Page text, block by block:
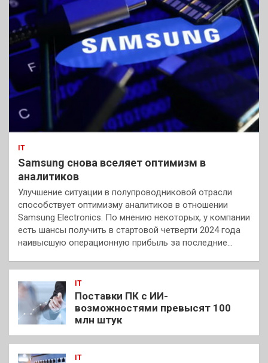
IT
Samsung снова вселяет оптимизм в
аналитиков
Улучшение ситуации в полупроводниковой отрасли
способствует оптимизму аналитиков в отношении
Samsung Electronics. По мнению некоторых, у компании
есть шансы получить в стартовой четверти 2024 года
наивысшую операционную прибыль за последние…
IT
Поставки ПК с ИИ-
возможностями превысят 100
млн штук
IT